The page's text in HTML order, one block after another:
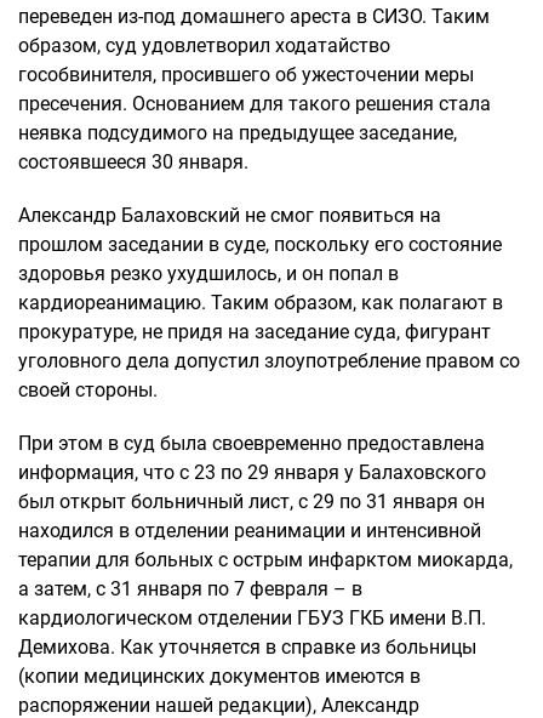
переведен из-под домашнего ареста в СИЗО. Таким
образом, суд удовлетворил ходатайство
гособвинителя, просившего об ужесточении меры
пресечения. Основанием для такого решения стала
неявка подсудимого на предыдущее заседание,
состоявшееся 30 января.
Александр Балаховский не смог появиться на
прошлом заседании в суде, поскольку его состояние
здоровья резко ухудшилось, и он попал в
кардиореанимацию. Таким образом, как полагают в
прокуратуре, не придя на заседание суда, фигурант
уголовного дела допустил злоупотребление правом со
своей стороны.
При этом в суд была своевременно предоставлена
информация, что с 23 по 29 января у Балаховского
был открыт больничный лист, с 29 по 31 января он
находился в отделении реанимации и интенсивной
терапии для больных с острым инфарктом миокарда,
а затем, с 31 января по 7 февраля – в
кардиологическом отделении ГБУЗ ГКБ имени В.П.
Демихова. Как уточняется в справке из больницы
(копии медицинских документов имеются в
распоряжении нашей редакции), Александр